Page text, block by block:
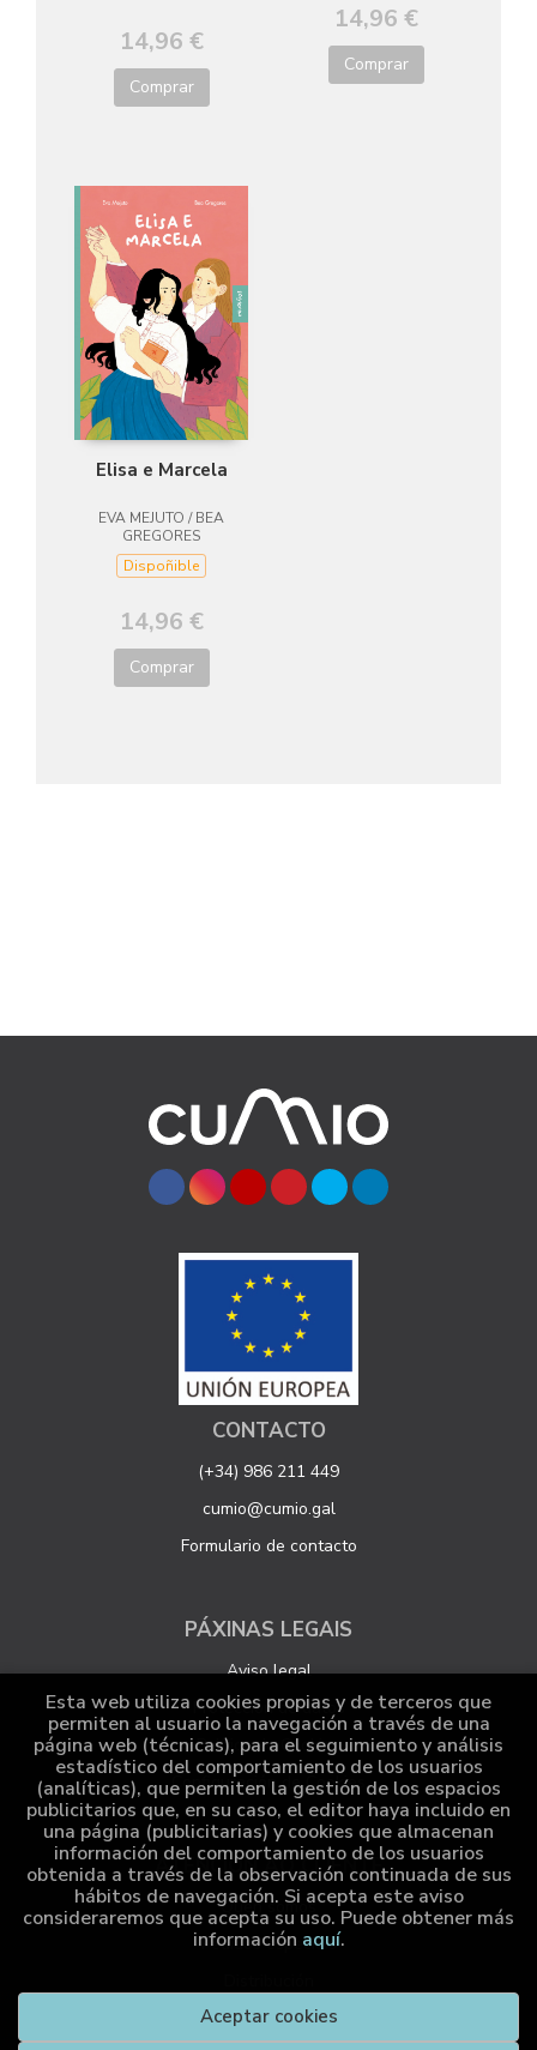
14,96 €
Comprar
14,96 €
Comprar
Elisa e Marcela
EVA MEJUTO / BEA
GREGORES
Dispoñible
14,96 €
Comprar
CONTACTO
(+34) 986 211 449
cumio@cumio.gal
Formulario de contacto
PÁXINAS LEGAIS
Aviso legal
Protección de datos
Política de Cookies
Configuración de Cookies
ATENCIÓN AO CLIENTE
Quen somos
Pedidos especiais
Esta web utiliza cookies propias y de terceros que
permiten al usuario la navegación a través de una
página web (técnicas), para el seguimiento y análisis
estadístico del comportamiento de los usuarios
(analíticas), que permiten la gestión de los espacios
publicitarios que, en su caso, el editor haya incluido en
una página (publicitarias) y cookies que almacenan
información del comportamiento de los usuarios
obtenida a través de la observación continuada de sus
hábitos de navegación. Si acepta este aviso
consideraremos que acepta su uso. Puede obtener más
información aquí.
Aceptar cookies